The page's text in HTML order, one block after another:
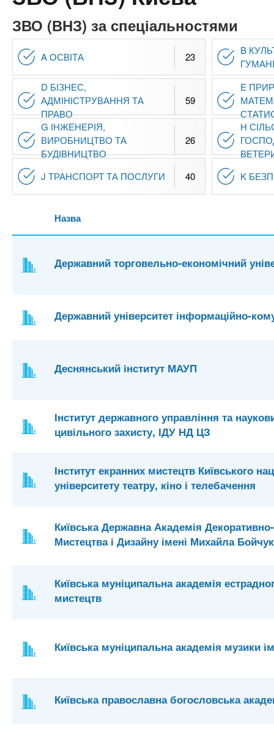
n
t
s
.
i
n
o
и
х
з
а
к
л
а
в
ЗВО (ВНЗ) за спеціальностями
A ОСВІТА 23
B
D БІЗНЕС,
АДМІНІСТРУВАННЯ ТА
ПРАВО
59
E
G ІНЖЕНЕРІЯ,
ВИРОБНИЦТВО ТА
БУДІВНИЦТВО
26
H
J ТРАНСПОРТ ТА ПОСЛУГИ 40 K
Назва
Державний торговельно-економічний
Державний університет інформаційно-
Деснянський інститут МАУП
Інститут державного управління та
цивільного захисту, ІДУ НД ЦЗ
Інститут екранних мистецтв Київського
університету театру, кіно і телебачення
Київська Державна Академія
Мистецтва і Дизайну імені Михайла
Київська муніципальна академія
мистецтв
Київська муніципальна академія музики
Київська православна богословська